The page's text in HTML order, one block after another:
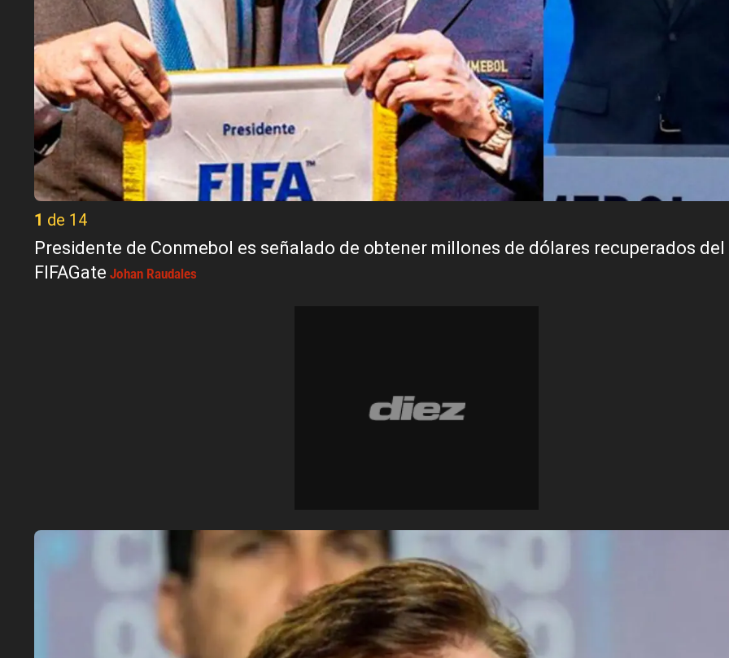
1 de 14
Presidente de Conmebol es señalado de obtener millones de dólares recuperados del
FIFAGate Johan Raudales